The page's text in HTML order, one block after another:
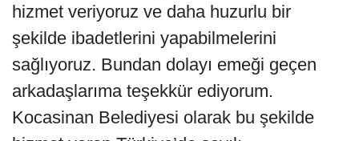
hizmet veriyoruz ve daha huzurlu bir
şekilde ibadetlerini yapabilmelerini
sağlıyoruz. Bundan dolayı emeği geçen
arkadaşlarıma teşekkür ediyorum.
Kocasinan Belediyesi olarak bu şekilde